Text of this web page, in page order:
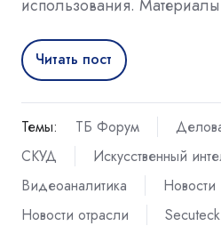
использования.
Читать пост
Темы: ТБ Форум
СКУД
Искусственный
Видеоаналитика
Новости
Новости отрасли